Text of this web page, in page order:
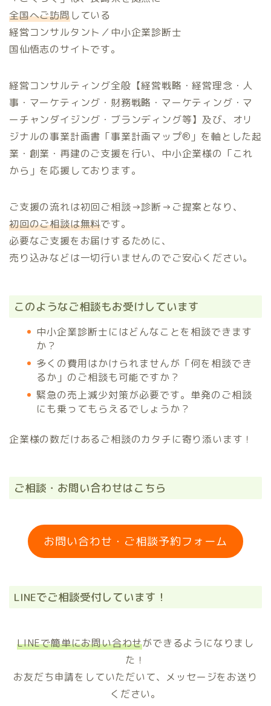
全国へご訪問している
経営コンサルタント／中小企業診断士
国仙悟志のサイトです。
経営コンサルティング全般【経営戦略・経営理念・人
事・マーケティング・財務戦略・マーケティング・マ
ーチャンダイジング・ブランディング等】及び、オリ
ジナルの事業計画書「事業計画マップ®️」を軸とした起
業・創業・再建のご支援を行い、中小企業様の「これ
から」を応援しております。
ご支援の流れは初回ご相談→診断→ご提案となり、
初回のご相談は無料です。
必要なご支援をお届けするために、
売り込みなどは一切行いませんのでご安心ください。
このようなご相談もお受けしています
中小企業診断士にはどんなことを相談できます
か？
多くの費用はかけられませんが「何を相談でき
るか」のご相談も可能ですか？
緊急の売上減少対策が必要です。単発のご相談
にも乗ってもらえるでしょうか？
企業様の数だけあるご相談のカタチに寄り添います！
ご相談・お問い合わせはこちら
お問い合わせ・ご相談予約フォーム
LINEでご相談受付しています！
LINEで簡単にお問い合わせができるようになりまし
た！
お友だち申請をしていただいて、メッセージをお送り
ください。